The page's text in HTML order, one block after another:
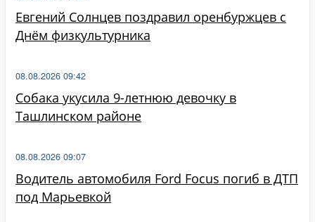
Евгений Солнцев поздравил оренбуржцев с
Днём физкультурника
Собака укусила 9-летнюю девочку в
Ташлинском районе
08.08.2026 09:42
Водитель автомобиля Ford Focus погиб в ДТП
под Марьевкой
08.08.2026 09:07